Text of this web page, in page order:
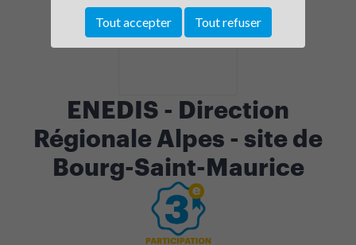
ENEDIS - Direction
Régionale Alpes - site de
Bourg-Saint-Maurice
Tout accepter Tout refuser